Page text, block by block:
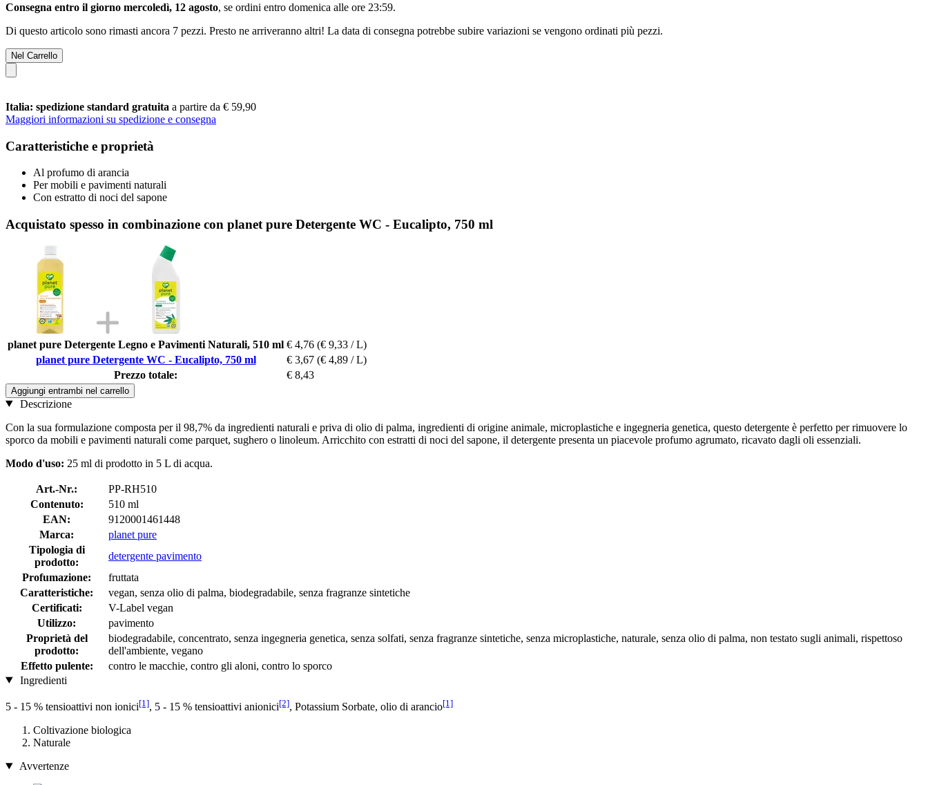
Consegna entro il giorno mercoledì, 12 agosto, se ordini entro domenica alle ore 23:59.
Di questo articolo sono rimasti ancora 7 pezzi. Presto ne arriveranno altri! La data di consegna potrebbe subire variazioni se vengono ordinati più pezzi.
Nel Carrello
Italia: spedizione standard gratuita a partire da € 59,90
Maggiori informazioni su spedizione e consegna
Caratteristiche e proprietà
Al profumo di arancia
Per mobili e pavimenti naturali
Con estratto di noci del sapone
Acquistato spesso in combinazione con planet pure Detergente WC - Eucalipto, 750 ml
planet pure Detergente Legno e Pavimenti Naturali, 510 ml € 4,76 (€ 9,33 / L)
planet pure Detergente WC - Eucalipto, 750 ml
€ 3,67 (€ 4,89 / L)
Prezzo totale:
€ 8,43
Aggiungi entrambi nel carrello
Descrizione
Con la sua formulazione composta per il 98,7% da ingredienti naturali e priva di olio di palma, ingredienti di origine animale, microplastiche e ingegneria genetica, questo detergente è perfetto per rimuovere lo
sporco da mobili e pavimenti naturali come parquet, sughero o linoleum. Arricchito con estratti di noci del sapone, il detergente presenta un piacevole profumo agrumato, ricavato dagli oli essenziali.
Modo d'uso: 25 ml di prodotto in 5 L di acqua.
Art.-Nr.:
PP-RH510
Contenuto:
510 ml
EAN:
9120001461448
Marca:
planet pure
Tipologia di
prodotto:
detergente pavimento
Profumazione:
fruttata
Caratteristiche:
vegan, senza olio di palma, biodegradabile, senza fragranze sintetiche
Certificati:
V-Label vegan
Utilizzo:
pavimento
Proprietà del
prodotto:
biodegradabile, concentrato, senza ingegneria genetica, senza solfati, senza fragranze sintetiche, senza microplastiche, naturale, senza olio di palma, non testato sugli animali, rispettoso
dell'ambiente, vegano
Effetto pulente:
contro le macchie, contro gli aloni, contro lo sporco
Ingredienti
5 - 15 % tensioattivi non ionici[1], 5 - 15 % tensioattivi anionici[2], Potassium Sorbate, olio di arancio[1]
Coltivazione biologica
Naturale
Avvertenze